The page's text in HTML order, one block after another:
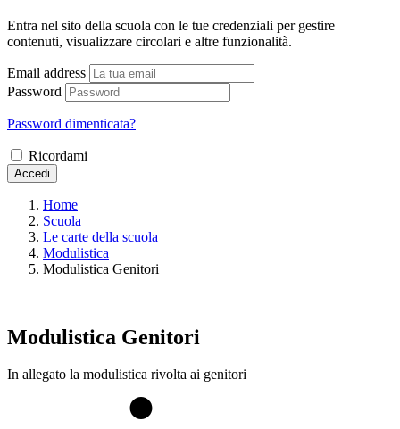
Entra nel sito della scuola con le tue credenziali per gestire
contenuti, visualizzare circolari e altre funzionalità.
Email address
Password
Password dimenticata?
Ricordami
Accedi
Home
Scuola
Le carte della scuola
Modulistica
Modulistica Genitori
Modulistica Genitori
In allegato la modulistica rivolta ai genitori